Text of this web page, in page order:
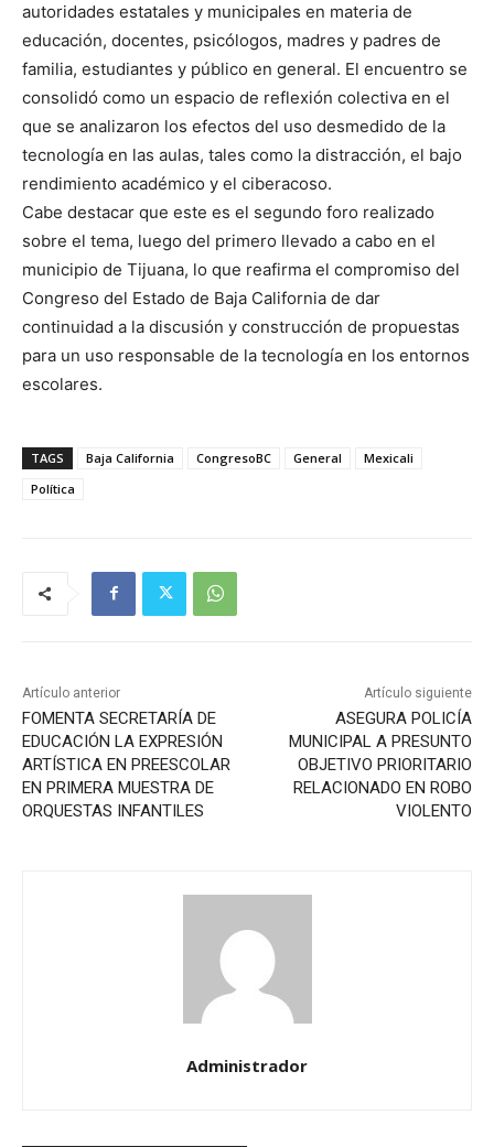
autoridades estatales y municipales en materia de
educación, docentes, psicólogos, madres y padres de
familia, estudiantes y público en general. El encuentro se
consolidó como un espacio de reflexión colectiva en el
que se analizaron los efectos del uso desmedido de la
tecnología en las aulas, tales como la distracción, el bajo
rendimiento académico y el ciberacoso.
Cabe destacar que este es el segundo foro realizado
sobre el tema, luego del primero llevado a cabo en el
municipio de Tijuana, lo que reafirma el compromiso del
Congreso del Estado de Baja California de dar
continuidad a la discusión y construcción de propuestas
para un uso responsable de la tecnología en los entornos
escolares.
TAGS Baja California CongresoBC General
Mexicali
Política
Artículo anterior
FOMENTA SECRETARÍA DE
EDUCACIÓN LA EXPRESIÓN
ARTÍSTICA EN PREESCOLAR
EN PRIMERA MUESTRA DE
ORQUESTAS INFANTILES
Artículo siguiente
ASEGURA POLICÍA
MUNICIPAL A PRESUNTO
OBJETIVO PRIORITARIO
RELACIONADO EN ROBO
VIOLENTO
Administrador